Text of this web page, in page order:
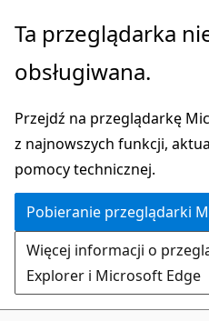
Przejdź
głównej
Ta przeglądarka
obsługiwana.
Przejdź na przeglądarkę
z najnowszych funkcji,
pomocy technicznej.
Pobieranie przeglądarki
Więcej informacji o
Explorer i Microsoft Edge